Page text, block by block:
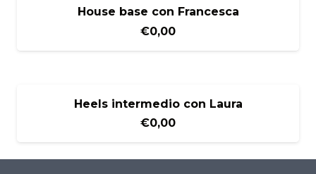
House base con Francesca
€0,00
Heels intermedio con Laura
€0,00